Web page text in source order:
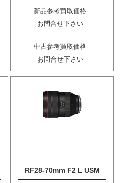
新品参考買取価格
お問合せ下さい
中古参考買取価格
お問合せ下さい
RF28-70mm F2 L USM